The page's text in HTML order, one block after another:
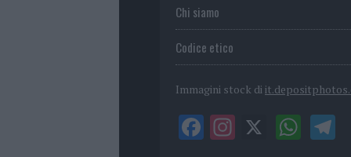
Chi siamo
Codice etico
Immagini stock di